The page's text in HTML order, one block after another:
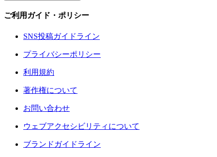
ご利用ガイド・ポリシー
SNS投稿ガイドライン
プライバシーポリシー
利用規約
著作権について
お問い合わせ
ウェブアクセシビリティについて
ブランドガイドライン